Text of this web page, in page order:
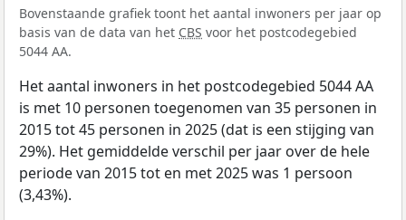
Bovenstaande grafiek toont het aantal inwoners per jaar op
basis van de data van het CBS voor het postcodegebied
5044 AA.
Het aantal inwoners in het postcodegebied 5044 AA
is met 10 personen toegenomen van 35 personen in
2015 tot 45 personen in 2025 (dat is een stijging van
29%). Het gemiddelde verschil per jaar over de hele
periode van 2015 tot en met 2025 was 1 persoon
(3,43%).